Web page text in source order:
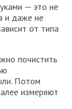
— это не
и даже не
от типа
почистить
Потом
измеряют